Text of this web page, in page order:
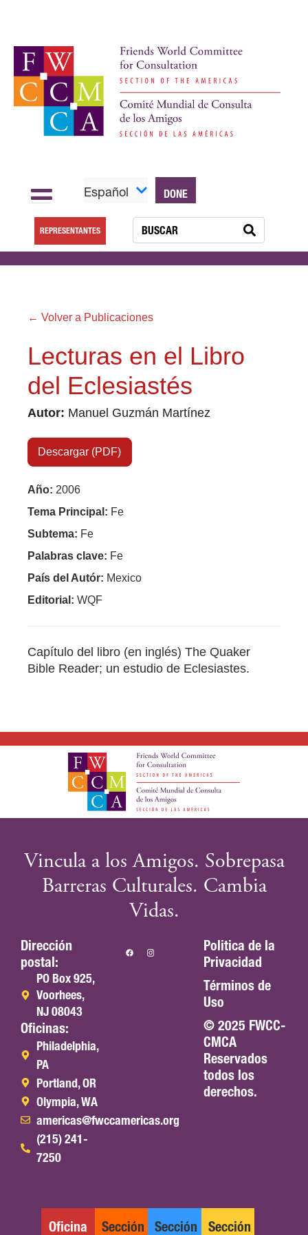
Español DONE
REPRESENTANTES
← Volver a Publicaciones
Lecturas en el Libro
del Eclesiastés
Autor: Manuel Guzmán Martínez
Descargar (PDF)
Año: 2006
Tema Principal: Fe
Subtema: Fe
Palabras clave: Fe
País del Autór: Mexico
Editorial: WQF
Capítulo del libro (en inglés) The Quaker
Bible Reader; un estudio de Eclesiastes.
Vincula a los Amigos. Sobrepasa
Barreras Culturales. Cambia
Vidas.
Dirección
postal:
PO Box 925,
Voorhees,
NJ 08043
Oficinas:
Philadelphia,
PA
Portland, OR
Olympia, WA
americas@fwccamericas.org
(215) 241-
7250
Politica de la
Privacidad
Términos de
Uso
© 2025 FWCC-
CMCA
Reservados
todos los
derechos.
Oficina
Sección
Sección
Sección